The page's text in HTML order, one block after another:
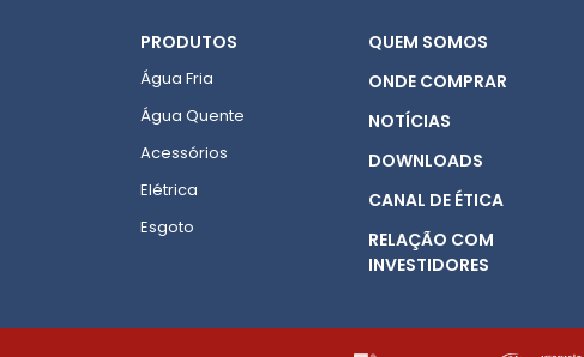
PRODUTOS
Água Fria
Água Quente
Acessórios
Elétrica
Esgoto
QUEM SOMOS
ONDE COMPRAR
NOTÍCIAS
DOWNLOADS
CANAL DE ÉTICA
RELAÇÃO COM
INVESTIDORES